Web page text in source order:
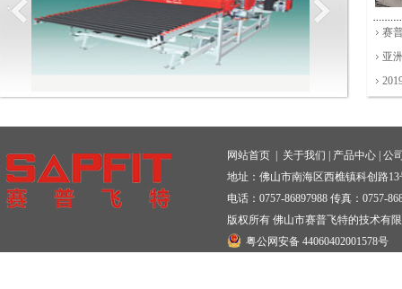
赛
亚
网站首页 关于我们 产品中心 公
地址：佛山市南海区西樵镇科创路
电话：0757-86897988 传真：0757-
版权所有 佛山市赛普飞特的技术有
粤公网安备 44060402001578号